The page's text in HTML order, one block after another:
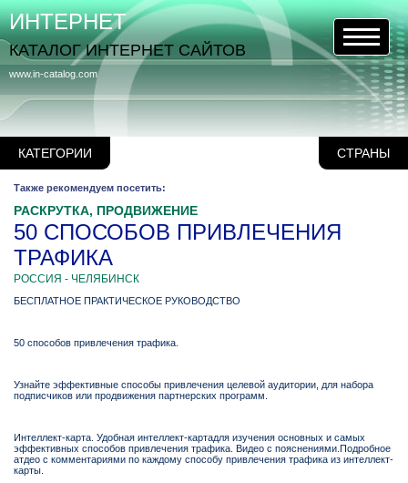
КАТЕГОРИИ СТРАНЫ
www.in-catalog.com
ИНТЕРНЕТ
КАТАЛОГ ИНТЕРНЕТ САЙТОВ
Также рекомендуем посетить:
РАСКРУТКА, ПРОДВИЖЕНИЕ
50 СПОСОБОВ ПРИВЛЕЧЕНИЯ
ТРАФИКА
РОССИЯ - ЧЕЛЯБИНСК
БЕСПЛАТНОЕ ПРАКТИЧЕСКОЕ РУКОВОДСТВО
50 способов привлечения трафика.
Узнайте эффективные способы привлечения целевой аудитории, для набора
подписчиков или продвижения партнерских программ.
Интеллект-карта. Удобная интеллект-картадля изучения основных и самых
эффективных способов привлечения трафика. Видео с пояснениями.Подробное
атдео с комментариями по каждому способу привлечения трафика из интеллект-
карты.